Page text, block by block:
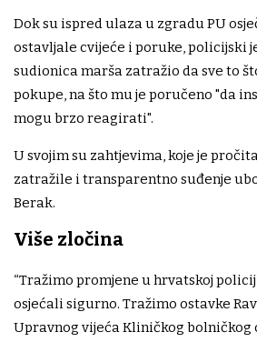
Dok su ispred ulaza u zgradu PU
ostavljale cvijeće i poruke, policijski
sudionica marša zatražio da sve to
pokupe, na što mu je poručeno "da
mogu brzo reagirati".
U svojim su zahtjevima, koje je
zatražile i transparentno suđenje
Berak.
Više zločina
“Tražimo promjene u hrvatskoj
osjećali sigurno. Tražimo ostavke
Upravnog vijeća Kliničkog bolničkog